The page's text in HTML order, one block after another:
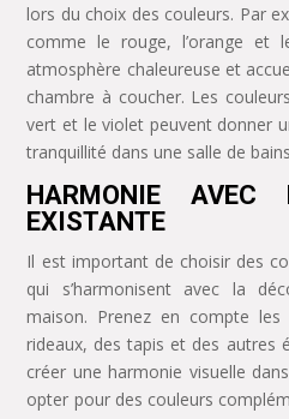
lors du choix des couleurs. Par
comme le rouge, l’orange et
atmosphère chaleureuse et
chambre à coucher. Les
vert et le violet peuvent donner
tranquillité dans une salle de
HARMONIE AVEC
EXISTANTE
Il est important de choisir des
qui s’harmonisent avec la
maison. Prenez en compte
rideaux, des tapis et des autres
créer une harmonie visuelle
opter pour des couleurs